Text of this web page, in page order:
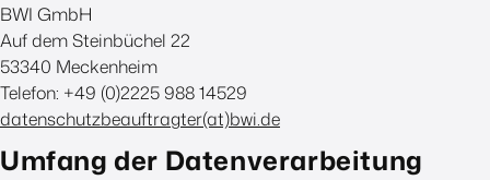
BWI GmbH
Auf dem Steinbüchel 22
53340 Meckenheim
Telefon: +49 (0)2225 988 14529
datenschutzbeauftragter(at)bwi.de
Umfang der Datenverarbeitung